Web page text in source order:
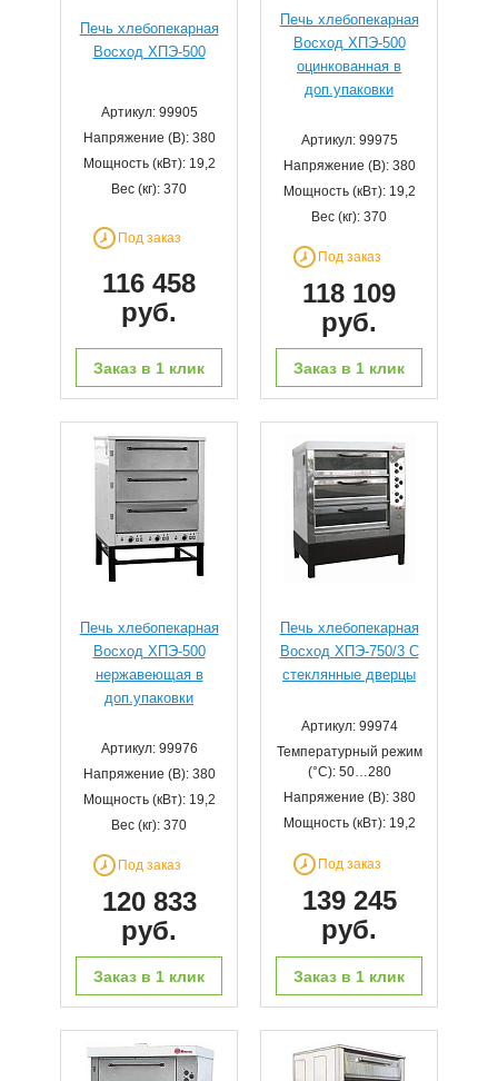
Печь хлебопекарная
Восход ХПЭ-500
Артикул: 99905
Напряжение (В): 380
Мощность (кВт): 19,2
Вес (кг): 370
Под заказ
116 458
руб.
Заказ в 1 клик
Печь хлебопекарная
Восход ХПЭ-500
оцинкованная в
доп.упаковки
Артикул: 99975
Напряжение (В): 380
Мощность (кВт): 19,2
Вес (кг): 370
Под заказ
118 109
руб.
Заказ в 1 клик
Печь хлебопекарная
Восход ХПЭ-500
нержавеющая в
доп.упаковки
Артикул: 99976
Напряжение (В): 380
Мощность (кВт): 19,2
Вес (кг): 370
Под заказ
120 833
руб.
Заказ в 1 клик
Печь хлебопекарная
Восход ХПЭ-750/3 С
стеклянные дверцы
Артикул: 99974
Температурный режим
(°С): 50…280
Напряжение (В): 380
Мощность (кВт): 19,2
Под заказ
139 245
руб.
Заказ в 1 клик